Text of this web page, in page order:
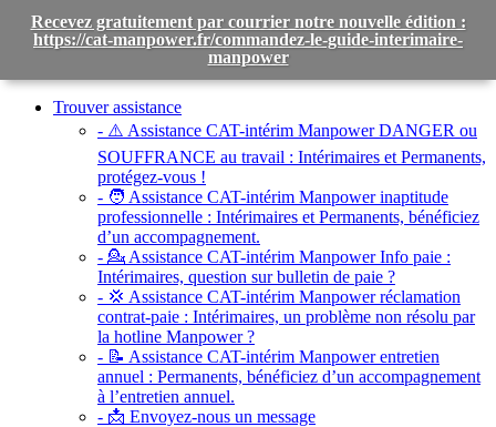
Toggle
navigationTrouver assistance
- ⚠️ Assistance CAT-intérim Manpower DANGER ou
SOUFFRANCE au travail : Intérimaires et Permanents,
protégez-vous !
- 🧑 Assistance CAT-intérim Manpower inaptitude
professionnelle : Intérimaires et Permanents, bénéficiez
d’un accompagnement.
- 💁 Assistance CAT-intérim Manpower Info paie :
Intérimaires, question sur bulletin de paie ?
- 💢 Assistance CAT-intérim Manpower réclamation
contrat-paie : Intérimaires, un problème non résolu par
la hotline Manpower ?
- 📝 Assistance CAT-intérim Manpower entretien
annuel : Permanents, bénéficiez d’un accompagnement
à l’entretien annuel.
- 📩 Envoyez-nous un message
Recevez gratuitement par courrier notre nouvelle édition :
https://cat-manpower.fr/commandez-le-guide-interimaire-
manpower